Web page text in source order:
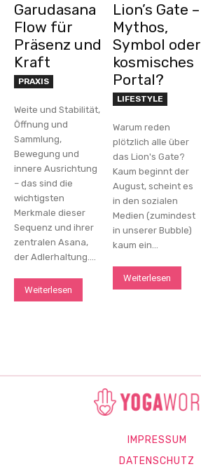
Garudasana
Flow für
Präsenz und
Kraft
PRAXIS
Weite und Stabilität,
Öffnung und
Sammlung,
Bewegung und
innere Ausrichtung
– das sind die
wichtigsten
Merkmale dieser
Sequenz und ihrer
zentralen Asana,
der Adlerhaltung....
Weiterlesen
Lion’s Gate –
Mythos,
Symbol oder
kosmisches
Portal?
LIFESTYLE
Warum reden
plötzlich alle über
das Lion's Gate?
Kaum beginnt der
August, scheint es
in den sozialen
Medien (zumindest
in unserer Bubble)
kaum ein...
Weiterlesen
IMPRESSUM
DATENSCHUTZ